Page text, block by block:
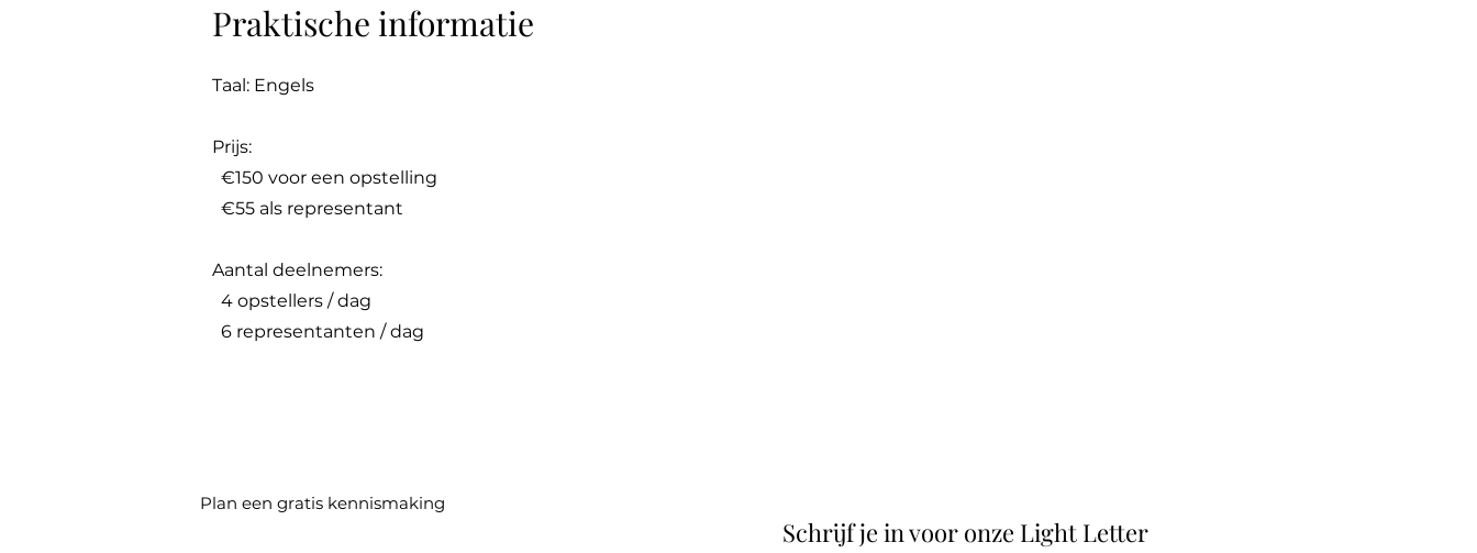
Praktische informatie
Taal: Engels
Prijs:
€150 voor een opstelling
€55 als representant
Aantal deelnemers:
4 opstellers / dag
6 representanten / dag
Schrijf je in voor onze Light Letter
Plan een gratis kennismaking